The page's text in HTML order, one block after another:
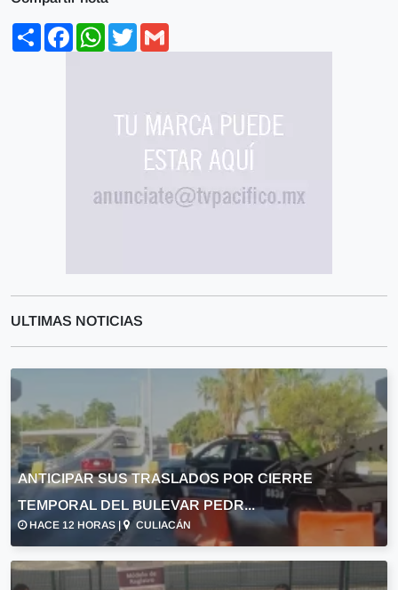
ShareFacebookWhatsApp
Twitter
ULTIMAS NOTICIAS
ANTICIPAR SUS TRASLADOS POR CIERRE
TEMPORAL DEL BULEVAR PEDR...
HACE 12 HORAS | CULIACÁN